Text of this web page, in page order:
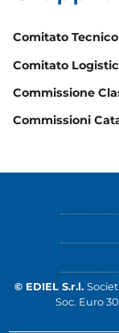
Comitato
Comitato
Commissione
Commissioni
© EDIEL S.r.l.
Soc. Euro